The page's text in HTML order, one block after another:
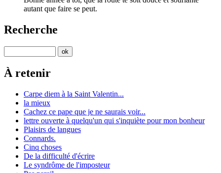
autant que faire se peut.
Recherche
À retenir
Carpe diem à la Saint Valentin...
la mieux
Cachez ce pape que je ne saurais voir...
lettre ouverte à quelqu'un qui s'inquiète pour mon bonheur
Plaisirs de langues
Connards.
Cinq choses
De la difficulté d'écrire
Le syndrôme de l'imposteur